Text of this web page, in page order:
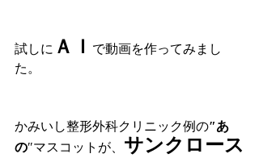
試しに ＡＩ で動画を作ってみまし
た。
かみいし整形外科クリニック例の″あ
の″マスコットが、 サンクロース